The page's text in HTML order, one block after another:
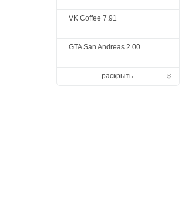
VK Coffee 7.91
GTA San Andreas 2.00
раскрыть